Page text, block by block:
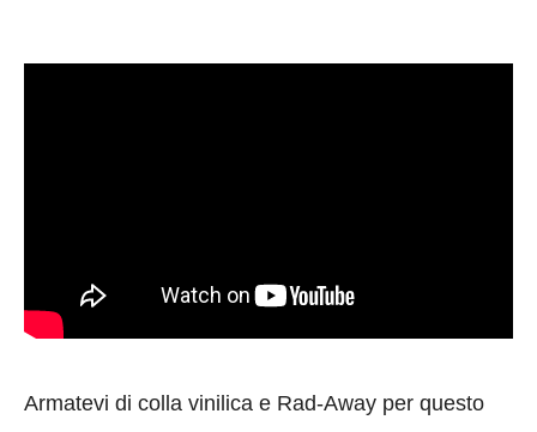
Armatevi di colla vinilica e Rad-Away per questo